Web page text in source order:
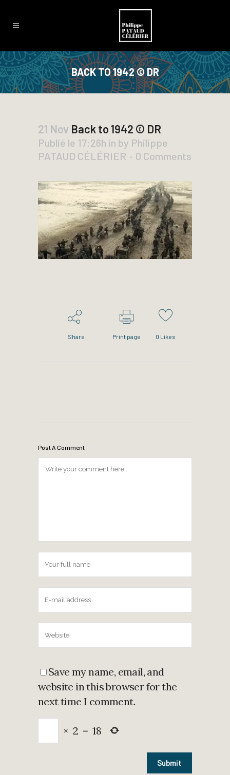
BACK TO 1942 © DR
21 Nov Back to 1942 © DR
Publié le 17:26h in by Philippe
PATAUD CÉLÉRIER
0 Comments
Share Print page 0 Likes
Post A Comment
Save my name, email, and
website in this browser for the
next time I comment.
× 2 = 18